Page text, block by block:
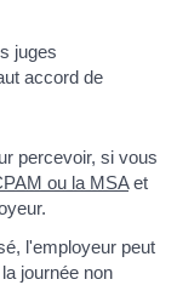
juges
accord de
percevoir, si vous
ou la MSAet
l'employeur peut
journée non